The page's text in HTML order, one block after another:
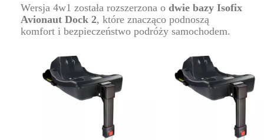
Wersja 4w1 została rozszerzona o dwie bazy Isofix
Avionaut Dock 2, które znacząco podnoszą
komfort i bezpieczeństwo podróży samochodem.